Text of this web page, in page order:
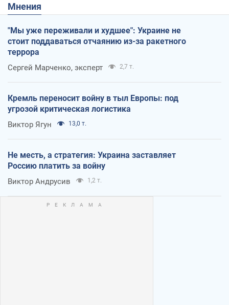
Мнения
"Мы уже переживали и худшее": Украине не
стоит поддаваться отчаянию из-за ракетного
террора
Сергей Марченко, эксперт 2,7 т.
Кремль переносит войну в тыл Европы: под
угрозой критическая логистика
Виктор Ягун 13,0 т.
Не месть, а стратегия: Украина заставляет
Россию платить за войну
Виктор Андрусив 1,2 т.